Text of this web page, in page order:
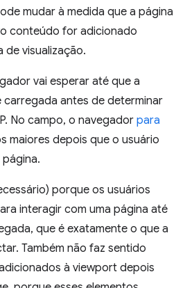
mudar à medida que a página
conteúdo for adicionado
de visualização.
vai esperar até que a
antes de determinar
No campo, o navegador para
maiores depois que o usuário
porque os usuários
interagir com uma página até
que é exatamente o que a
Também não faz sentido
à viewport depois